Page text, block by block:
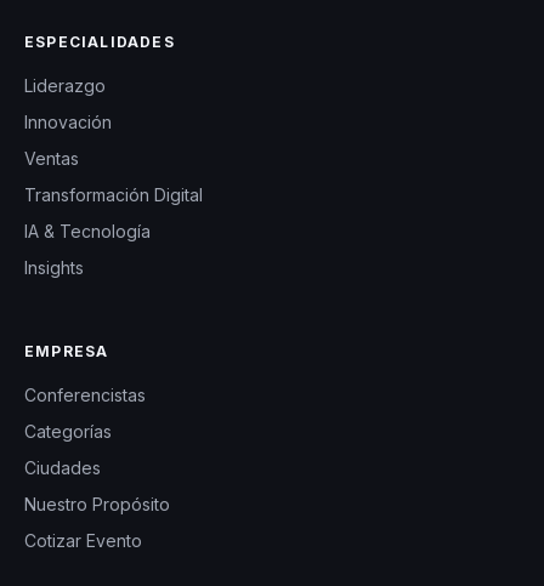
ESPECIALIDADES
Liderazgo
Innovación
Ventas
Transformación Digital
IA & Tecnología
Insights
EMPRESA
Conferencistas
Categorías
Ciudades
Nuestro Propósito
Cotizar Evento